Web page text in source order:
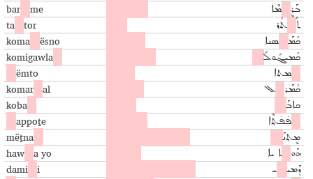
bar me ܒܰܪܷ ܡܶܐ
ta tor ܬܰ ܬܳܪ
koma ësno ܟܳܡܰ ܣܢܐ
komigawla ܟܳܡܝܓܰܘܠܰ
ëmto ܡܬܐ
komar al ܟܳܡܰܪ ܠ
koba ܟܐܒܰ
appoṯe ܦ̇ܦ̇ܬ݂ܶܐ
mëṯna ܡܷܬ݂ܢܰ
haw a yo ܗܰܘ ܐ ܝܐ
dami i ܕܰܡܝ ܝ